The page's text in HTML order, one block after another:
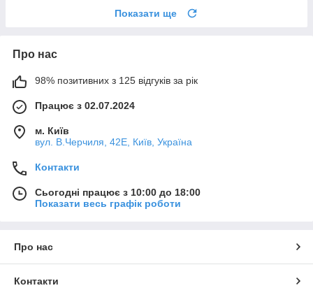
Показати ще
Про нас
98% позитивних з 125 відгуків за рік
Працює з 02.07.2024
м. Київ
вул. В.Черчиля, 42Е, Київ, Україна
Контакти
Сьогодні працює з 10:00 до 18:00
Показати весь графік роботи
Про нас
Контакти